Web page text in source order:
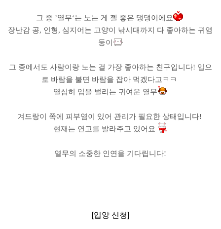
그 중 ’열무‘는 노는 게 젤 좋은 댕댕이에요
장난감 공, 인형, 심지어는 고양이 낚시대까지 다 좋아하는 귀염
둥이
그 중에서도 사람이랑 노는 걸 가장 좋아하는 친구입니다! 입으
로 바람을 불면 바람을 잡아 먹겠다고ㅋㅋ
열심히 입을 벌리는 귀여운 열무
겨드랑이 쪽에 피부염이 있어 관리가 필요한 상태입니다!
현재는 연고를 발라주고 있어요
열무의 소중한 인연을 기다립니다!
[입양 신청]